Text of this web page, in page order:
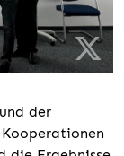
der